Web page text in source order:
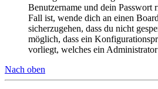
Benutzername und dein Passwort
Fall ist, wende dich an einen
sicherzugehen, dass du nicht
möglich, dass ein
vorliegt, welches ein Administrator
Nach oben